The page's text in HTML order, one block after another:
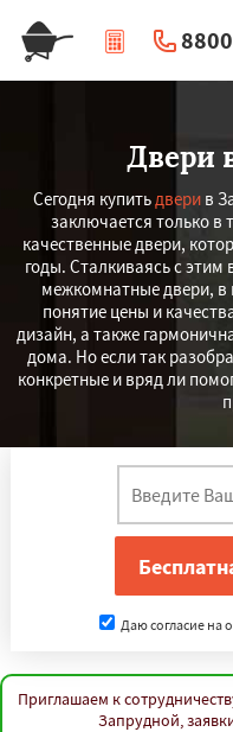
|
Двери
Сегодня купитьдвери в
заключается только в
качественные двери,
годы. Сталкиваясь с
межкомнатные двери, в
понятие цены и
дизайн, а также
дома. Но если так
конкретные и вряд ли
Даю согласие на
Приглашаем к
Запрудной,